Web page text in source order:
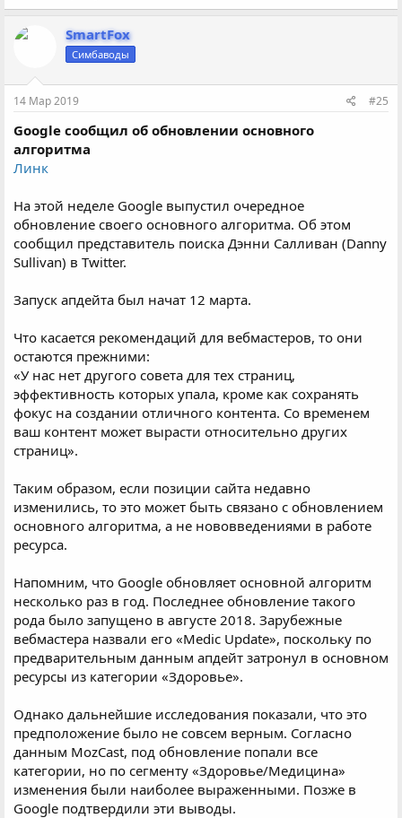
SmartFox
Симбаводы
14 Мар 2019 #25
Google сообщил об обновлении основного
алгоритма
Линк
На этой неделе Google выпустил очередное
обновление своего основного алгоритма. Об этом
сообщил представитель поиска Дэнни Салливан (Danny
Sullivan) в Twitter.
Запуск апдейта был начат 12 марта.
Что касается рекомендаций для вебмастеров, то они
остаются прежними:
«У нас нет другого совета для тех страниц,
эффективность которых упала, кроме как сохранять
фокус на создании отличного контента. Со временем
ваш контент может вырасти относительно других
страниц».
Таким образом, если позиции сайта недавно
изменились, то это может быть связано с обновлением
основного алгоритма, а не нововведениями в работе
ресурса.
Напомним, что Google обновляет основной алгоритм
несколько раз в год. Последнее обновление такого
рода было запущено в августе 2018. Зарубежные
вебмастера назвали его «Medic Update», поскольку по
предварительным данным апдейт затронул в основном
ресурсы из категории «Здоровье».
Однако дальнейшие исследования показали, что это
предположение было не совсем верным. Согласно
данным MozCast, под обновление попали все
категории, но по сегменту «Здоровье/Медицина»
изменения были наиболее выраженными. Позже в
Google подтвердили эти выводы.